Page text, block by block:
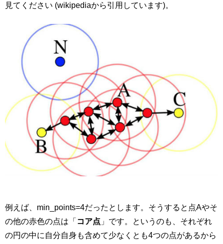
見てください (wikipediaから引用しています)。
例えば、min_points=4だったとします。そうすると点Aやそ
の他の赤色の点は「 コア点 」です。というのも、それぞれ
の円の中に自分自身も含めて少なくとも4つの点があるから